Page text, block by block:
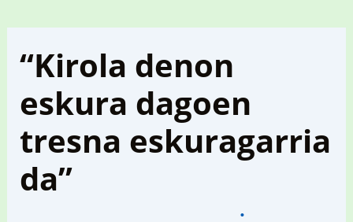
“Kirola denon
eskura dagoen
tresna eskuragarria
da”
•